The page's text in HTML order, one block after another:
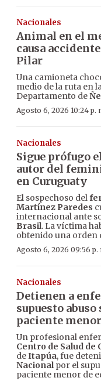
Nacionales
Animal en el
causa
Pilar
Una camioneta
medio de la ruta en
Departamento de
Agosto 6, 2026 10:24 p.
Nacionales
Sigue prófugo
autor del
en Curuguaty
El sospechoso del
Martínez Paredes
internacional ante
Brasil. La víctima
obtenido una orden
Agosto 6, 2026 09:56 p.
Nacionales
Detienen a
supuesto abuso
paciente
Un profesional
Centro de Salud de
deItapúa, fue
Nacionalpor el
paciente menor de